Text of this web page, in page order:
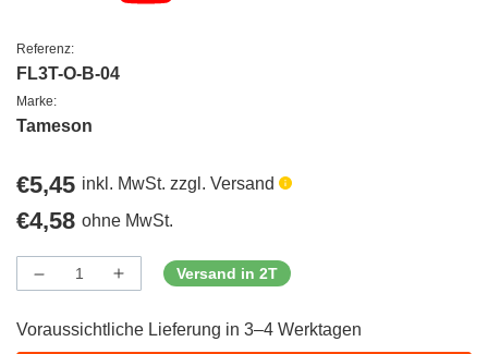
Referenz:
FL3T-O-B-04
Marke:
Tameson
Regulärer
Preis
€5,45 inkl. MwSt. zzgl. Versand
Regulärer
Preis
€4,58 ohne MwSt.
Menge
Menge
verringern
ProductDrop
Menge
erhöhen
ProductDrop
Versand in 2T
Voraussichtliche Lieferung in 3–4 Werktagen